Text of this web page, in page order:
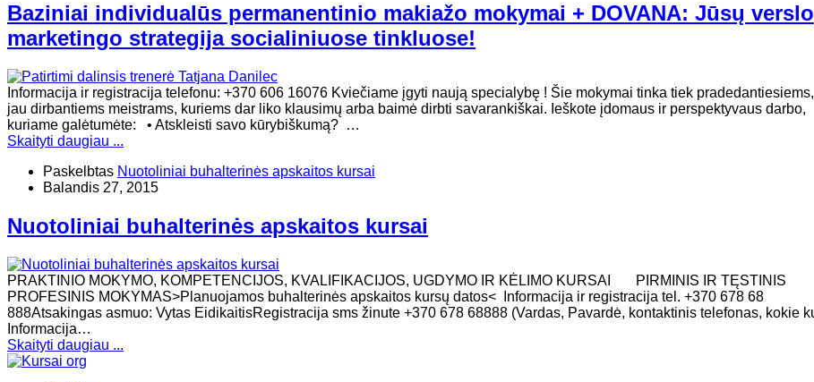
Baziniai individualūs permanentinio makiažo mokymai + DOVANA: Jūsų verslo
marketingo strategija socialiniuose tinkluose!
Informacija ir registracija telefonu: +370 606 16076 Kviečiame įgyti naują specialybę ! Šie mokymai tinka tiek
jau dirbantiems meistrams, kuriems dar liko klausimų arba baimė dirbti savarankiškai. Ieškote įdomaus ir perspektyvaus darbo,
kuriame galėtumėte: • Atskleisti savo kūrybiškumą? …
Skaityti daugiau ...
Paskelbtas Nuotoliniai buhalterinės apskaitos kursai
Balandis 27, 2015
Nuotoliniai buhalterinės apskaitos kursai
PRAKTINIO MOKYMO, KOMPETENCIJOS, KVALIFIKACIJOS, UGDYMO IR KĖLIMO KURSAI PIRMINIS IR TĘSTINIS
PROFESINIS MOKYMAS>Planuojamos buhalterinės apskaitos kursų datos< Informacija ir registracija tel. +370 678 68
888Atsakingas asmuo: Vytas EidikaitisRegistracija sms žinute +370 678 68888 (Vardas, Pavardė, kontaktinis telefonas, kokie
Informacija…
Skaityti daugiau ...